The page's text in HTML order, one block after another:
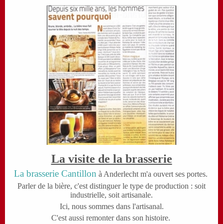
La visite de la brasserie
La brasserie Cantillon à Anderlecht m'a ouvert ses portes.
Parler de la bière, c'est distinguer le type de production : soit
industrielle, soit artisanale.
Ici, nous sommes dans l'artisanal.
C'est aussi remonter dans son histoire.